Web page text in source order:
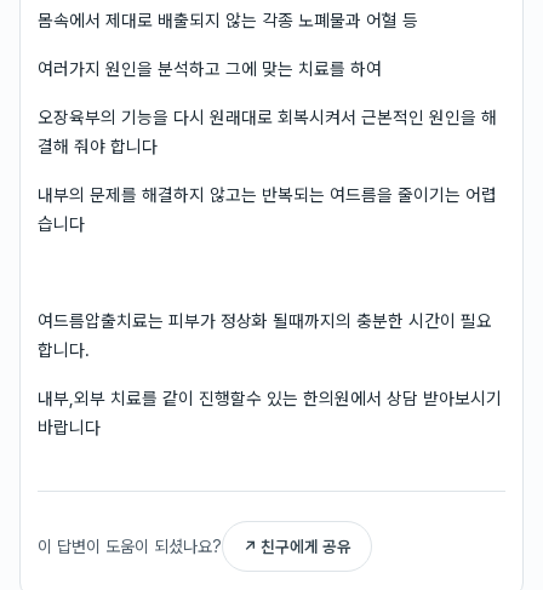
몸속에서 제대로 배출되지 않는 각종 노폐물과 어혈 등
여러가지 원인을 분석하고 그에 맞는 치료를 하여
오장육부의 기능을 다시 원래대로 회복시켜서 근본적인 원인을 해
결해 줘야 합니다
내부의 문제를 해결하지 않고는 반복되는 여드름을 줄이기는 어렵
습니다
여드름압출치료는 피부가 정상화 될때까지의 충분한 시간이 필요
합니다.
내부,외부 치료를 같이 진행할수 있는 한의원에서 상담 받아보시기
바랍니다
이 답변이 도움이 되셨나요? ↗ 친구에게 공유